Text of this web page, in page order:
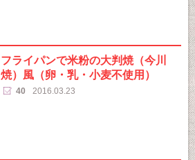
フライパンで米粉の大判焼（今川
焼）風（卵・乳・小麦不使用）
40 2016.03.23